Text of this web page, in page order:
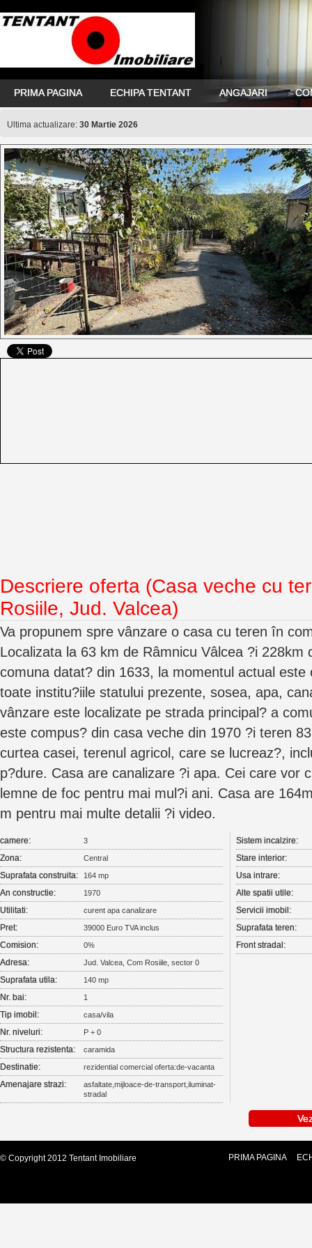
PRIMA PAGINA ECHIPA TENTANT ANGAJARI
Casa veche cu teren generos com. Rosiile,
Ultima actualizare: 30 Martie 2026
Descriere oferta (Casa veche cu
Rosiile, Jud. Valcea)
Va propunem spre vânzare o casa cu teren în
Localizata la 63 km de Râmnicu Vâlcea ?i 228km
comuna datat? din 1633, la momentul actual
toate institu?iile statului prezente, sosea, apa,
vânzare este localizate pe strada principal? a
este compus? din casa veche din 1970 ?i teren
curtea casei, terenul agricol, care se lucreaz?,
p?dure. Casa are canalizare ?i apa. Cei care vor
lemne de foc pentru mai mul?i ani. Casa are
m pentru mai multe detalii ?i video.
camere: 3
Zona: Central
Suprafata construita: 164 mp
An constructie: 1970
Utilitati: curent apa canalizare
Pret: 39000 Euro TVA inclus
Comision: 0%
Adresa: Jud. Valcea, Com Rosiile, sector 0
Suprafata utila: 140 mp
Nr. bai: 1
Tip imobil: casa/vila
Nr. niveluri: P + 0
Structura rezistenta: caramida
Destinatie: rezidential comercial oferta:de-vacanta
Amenajare strazi:
asfaltate,mijloace-de-transport,iluminat-
stradal
Sistem incalzire:
Stare interior:
Usa intrare:
Alte spatii utile:
Servicii imobil:
Suprafata teren:
Front stradal:
© Copyright 2012 Tentant Imobiliare PRIMA PAGINA